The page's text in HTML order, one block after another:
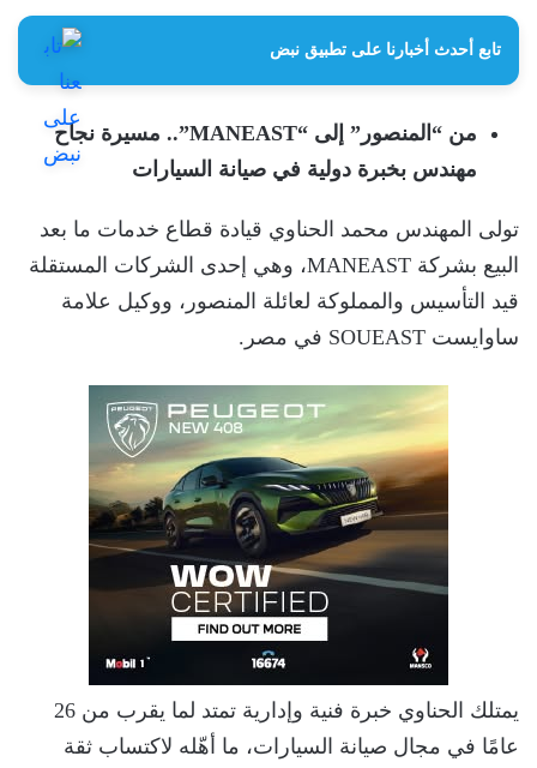
تابع أحدث أخبارنا على تطبيق نبض
من “المنصور” إلى “MANEAST”.. مسيرة نجاح
مهندس بخبرة دولية في صيانة السيارات
تولى المهندس محمد الحناوي قيادة قطاع خدمات ما بعد
البيع بشركة MANEAST، وهي إحدى الشركات المستقلة
قيد التأسيس والمملوكة لعائلة المنصور، ووكيل علامة
ساوايست SOUEAST في مصر.
يمتلك الحناوي خبرة فنية وإدارية تمتد لما يقرب من 26
عامًا في مجال صيانة السيارات، ما أهّله لاكتساب ثقة